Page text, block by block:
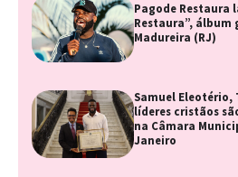
Pagode Restaura
Restaura”, álbum
Madureira (RJ)
Samuel Eleotério,
líderes cristãos
na Câmara
Janeiro